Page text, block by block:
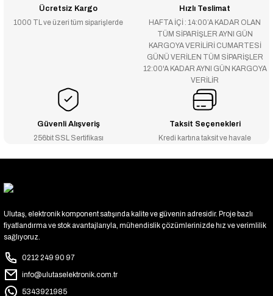
Ücretsiz Kargo
1000 TL ve üzeri tüm siparişlerde
Hızlı Teslimat
HAFTA İÇİ : 14:00’A KADAR OLAN
TÜM SİPARİŞLER AYNI GÜN
KARGOYA VERİLİRİ CUMARTESİ
GÜNÜ VERİLEN TÜM SİPARİŞLER
12:00'A KADAR AYNI GÜN KARGOYA
VERİLİR
Güvenli Alışveriş
256bit SSL Sertifikası
Taksit Seçenekleri
Kredi kartına taksit ve havale
Ulutaş, elektronik komponent satışında kalite ve güvenin adresidir. Proje bazlı
fiyatlandırma ve stok avantajlarıyla, mühendislik çözümlerinizde hız ve verimlilik
sağlıyoruz.
0212 249 90 97
info@ulutaselektronik.com.tr
5343921985